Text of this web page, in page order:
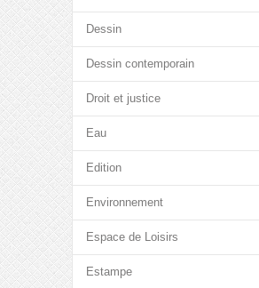
Dessin
Dessin contemporain
Droit et justice
Eau
Edition
Environnement
Espace de Loisirs
Estampe